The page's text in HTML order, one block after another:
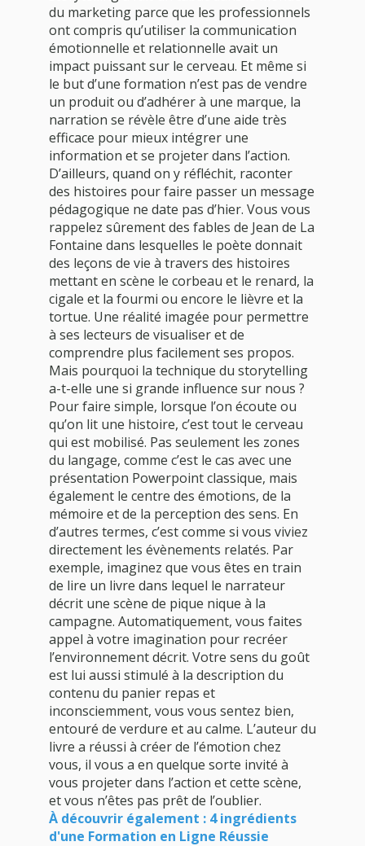
du marketing parce que les professionnels
ont compris qu’utiliser la communication
émotionnelle et relationnelle avait un
impact puissant sur le cerveau. Et même si
le but d’une formation n’est pas de vendre
un produit ou d’adhérer à une marque, la
narration se révèle être d’une aide très
efficace pour mieux intégrer une
information et se projeter dans l’action.
D’ailleurs, quand on y réfléchit, raconter
des histoires pour faire passer un message
pédagogique ne date pas d’hier. Vous vous
rappelez sûrement des fables de Jean de La
Fontaine dans lesquelles le poète donnait
des leçons de vie à travers des histoires
mettant en scène le corbeau et le renard, la
cigale et la fourmi ou encore le lièvre et la
tortue. Une réalité imagée pour permettre
à ses lecteurs de visualiser et de
comprendre plus facilement ses propos.
Mais pourquoi la technique du storytelling
a-t-elle une si grande influence sur nous ?
Pour faire simple, lorsque l’on écoute ou
qu’on lit une histoire, c’est tout le cerveau
qui est mobilisé. Pas seulement les zones
du langage, comme c’est le cas avec une
présentation Powerpoint classique, mais
également le centre des émotions, de la
mémoire et de la perception des sens. En
d’autres termes, c’est comme si vous viviez
directement les évènements relatés. Par
exemple, imaginez que vous êtes en train
de lire un livre dans lequel le narrateur
décrit une scène de pique nique à la
campagne. Automatiquement, vous faites
appel à votre imagination pour recréer
l’environnement décrit. Votre sens du goût
est lui aussi stimulé à la description du
contenu du panier repas et
inconsciemment, vous vous sentez bien,
entouré de verdure et au calme. L’auteur du
livre a réussi à créer de l’émotion chez
vous, il vous a en quelque sorte invité à
vous projeter dans l’action et cette scène,
et vous n’êtes pas prêt de l’oublier.
À découvrir également : 4 ingrédients
d'une Formation en Ligne Réussie